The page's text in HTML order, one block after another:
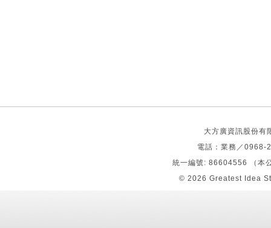
大方廣資訊股份
電話：業務／
統一編號: 86604556 （本
© 2026 Greatest Idea